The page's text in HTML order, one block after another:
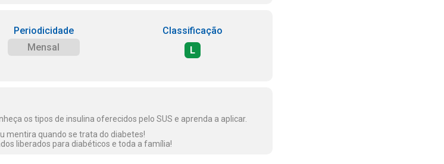
Periodicidade
Mensal
Classificação
L
os tipos de insulina oferecidos pelo SUS e aprenda a aplicar.
mentira quando se trata do diabetes!
liberados para diabéticos e toda a família!